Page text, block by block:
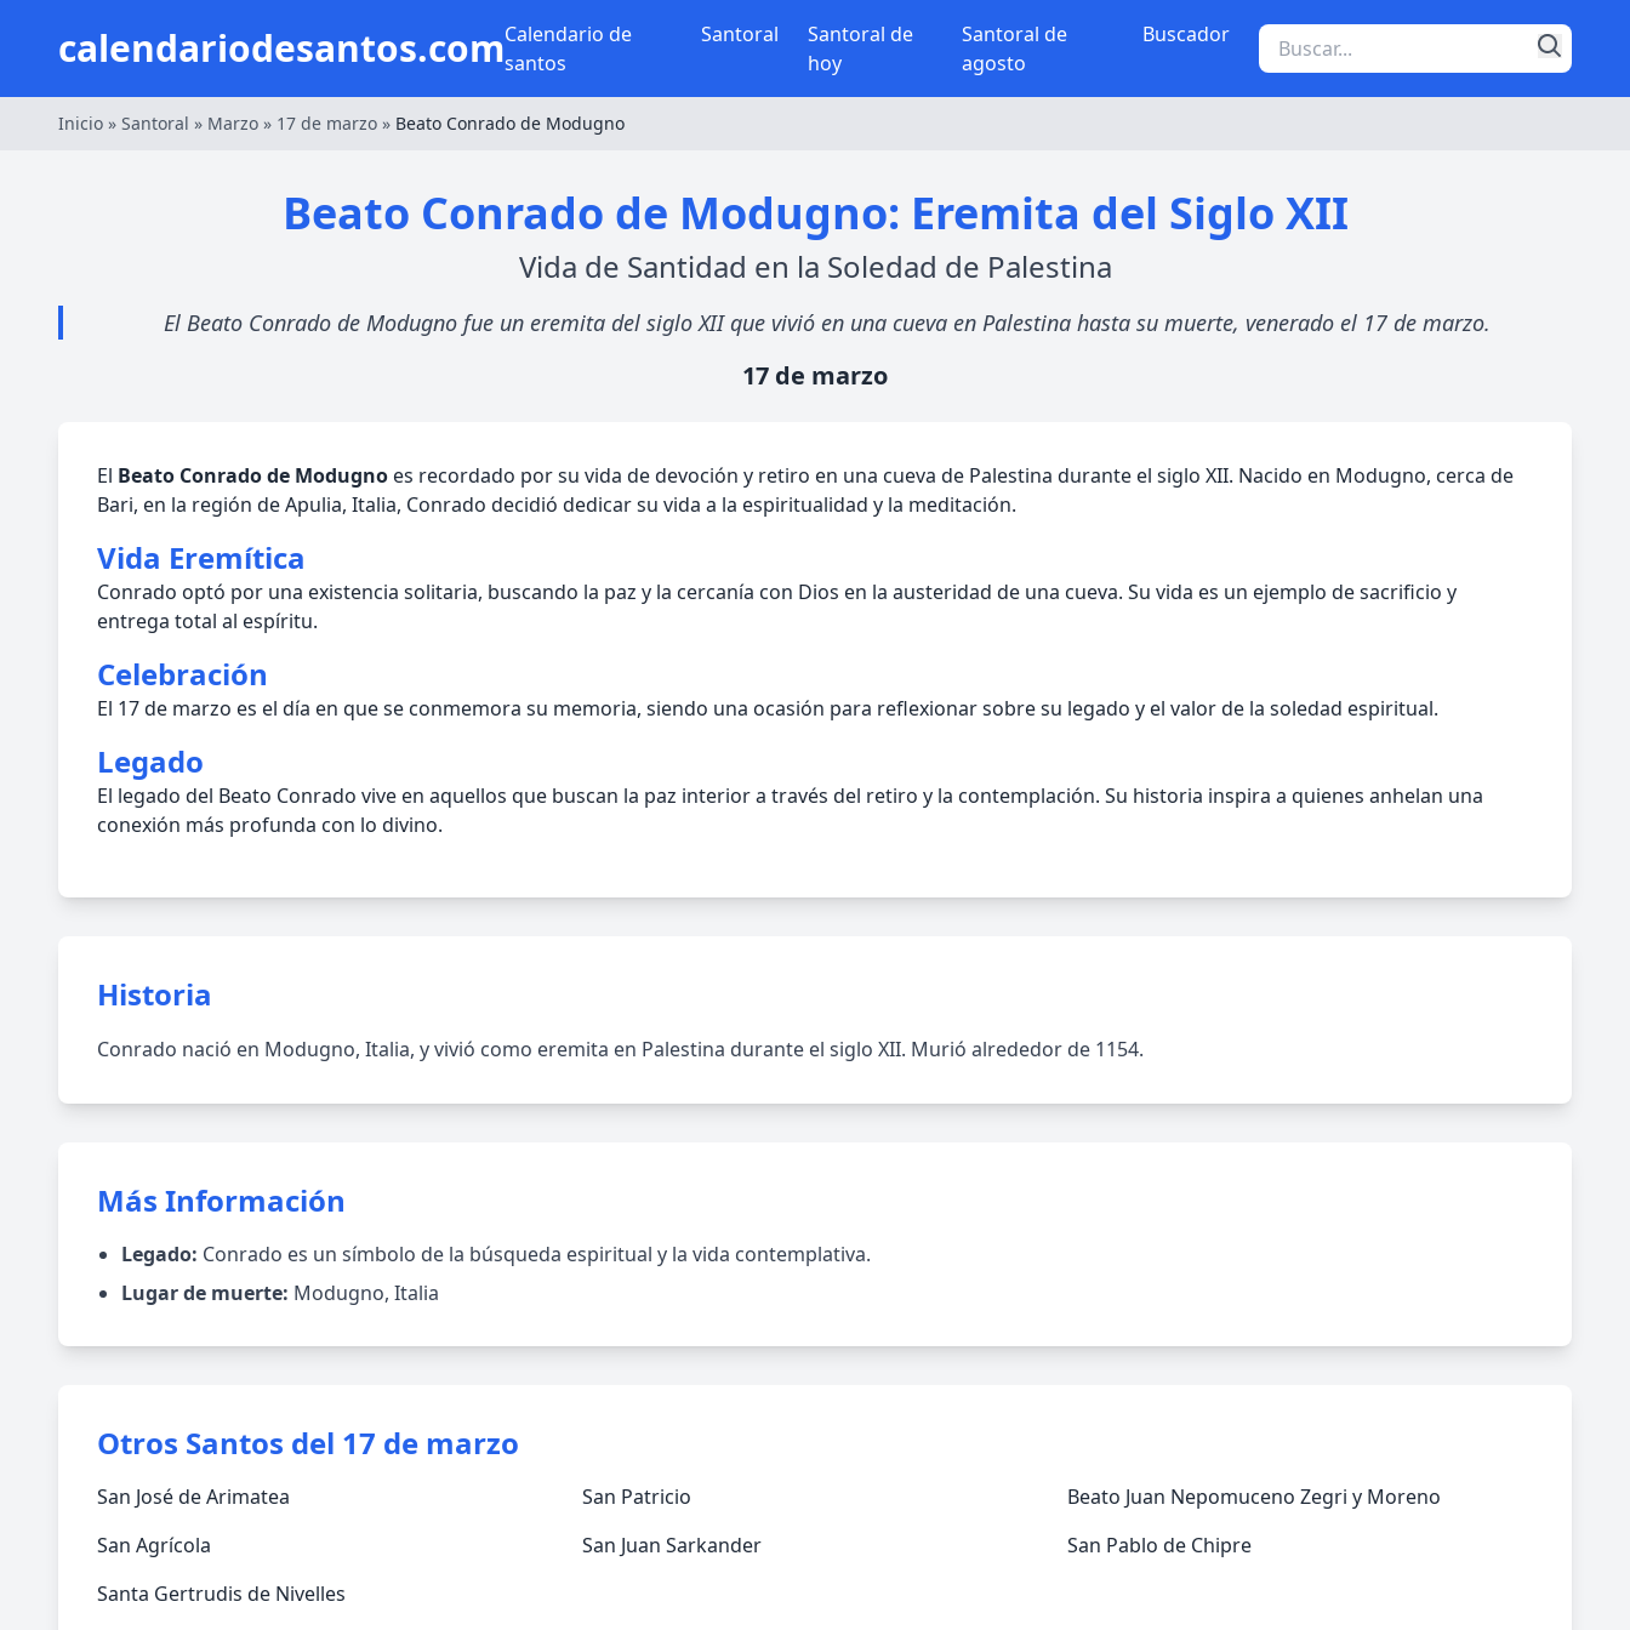
calendariodesantos.comCalendario de
santos
Santoral
Santoral de
hoy
Santoral de
agosto
Buscador
Inicio » Santoral » Marzo » 17 de marzo » Beato Conrado de Modugno
Beato Conrado de Modugno: Eremita del Siglo XII
Vida de Santidad en la Soledad de Palestina
El Beato Conrado de Modugno fue un eremita del siglo XII que vivió en una cueva en Palestina hasta su muerte, venerado el 17 de marzo.
17 de marzo
El Beato Conrado de Modugno es recordado por su vida de devoción y retiro en una cueva de Palestina durante el siglo XII. Nacido en Modugno, cerca de
Bari, en la región de Apulia, Italia, Conrado decidió dedicar su vida a la espiritualidad y la meditación.
Vida Eremítica
Conrado optó por una existencia solitaria, buscando la paz y la cercanía con Dios en la austeridad de una cueva. Su vida es un ejemplo de sacrificio y
entrega total al espíritu.
Celebración
El 17 de marzo es el día en que se conmemora su memoria, siendo una ocasión para reflexionar sobre su legado y el valor de la soledad espiritual.
Legado
El legado del Beato Conrado vive en aquellos que buscan la paz interior a través del retiro y la contemplación. Su historia inspira a quienes anhelan una
conexión más profunda con lo divino.
Historia
Conrado nació en Modugno, Italia, y vivió como eremita en Palestina durante el siglo XII. Murió alrededor de 1154.
Más Información
Legado: Conrado es un símbolo de la búsqueda espiritual y la vida contemplativa.
Lugar de muerte: Modugno, Italia
Otros Santos del 17 de marzo
San José de Arimatea San Patricio
Beato Juan Nepomuceno Zegri y Moreno
San Agrícola
San Juan Sarkander
San Pablo de Chipre
Santa Gertrudis de Nivelles